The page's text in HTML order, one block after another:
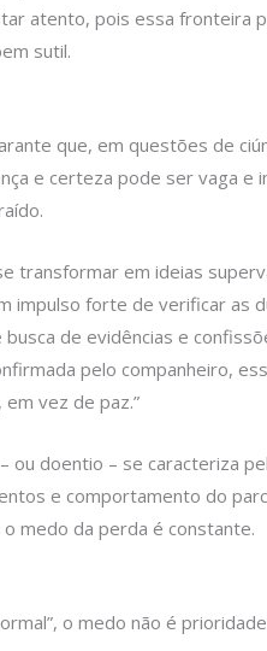
atento, pois essa fronteira
sutil.
que, em questões de
e certeza pode ser vaga e
transformar em ideias
impulso forte de verificar as
de evidências e
pelo companheiro,
vez de paz.”
ou doentio – se caracteriza
e comportamento do
medo da perda é constante.
o medo não é